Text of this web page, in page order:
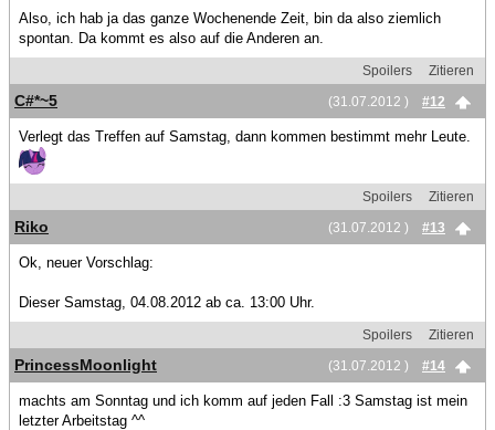
Also, ich hab ja das ganze Wochenende Zeit, bin da also ziemlich
spontan. Da kommt es also auf die Anderen an.
Spoilers
Zitieren
(31.07.2012 )
#12
C#*~5
Verlegt das Treffen auf Samstag, dann kommen bestimmt mehr Leute.
Spoilers
Zitieren
(31.07.2012 )
#13
Riko
Ok, neuer Vorschlag:
Dieser Samstag, 04.08.2012 ab ca. 13:00 Uhr.
Spoilers
Zitieren
(31.07.2012 )
#14
PrincessMoonlight
machts am Sonntag und ich komm auf jeden Fall :3 Samstag ist mein
letzter Arbeitstag ^^